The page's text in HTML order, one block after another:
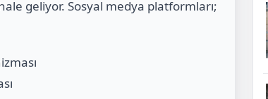
geliyor. Sosyal medya platformları;